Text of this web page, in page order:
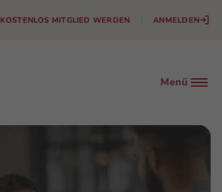
KOSTENLOS MITGLIED WERDEN ANMELDEN
Menü